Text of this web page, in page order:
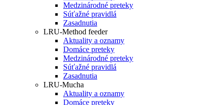
Medzinárodné preteky
Súťažné pravidlá
Zasadnutia
LRU-Method feeder
Aktuality a oznamy
Domáce preteky
Medzinárodné preteky
Súťažné pravidlá
Zasadnutia
LRU-Mucha
Aktuality a oznamy
Domáce preteky